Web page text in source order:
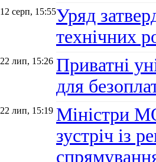
12 серп, 15:55Уряд
технічних
22 лип, 15:26 Приватні
для
22 лип, 15:19 Міністри
зустріч із